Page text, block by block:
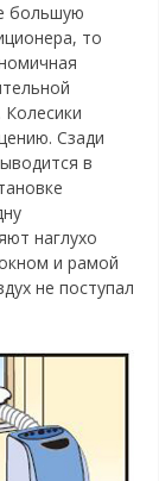
большую
то
Сзади
в
наглухо
и рамой
не поступал